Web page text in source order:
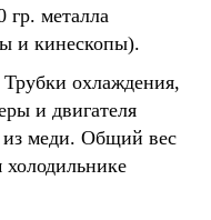
гр. металла
и кинескопы).
охлаждения,
и двигателя
из меди. Общий вес